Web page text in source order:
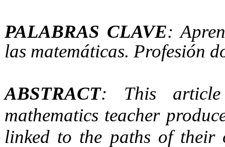
PALABRAS CLAVE:
las matemáticas. Profesión
ABSTRACT: This
mathematics teacher
linked to the paths of their